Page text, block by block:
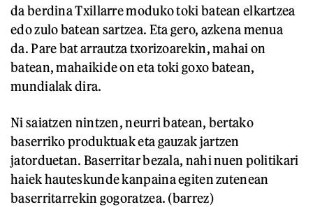
da berdina Txillarre moduko toki batean elkartzea
edo zulo batean sartzea. Eta gero, azkena menua
da. Pare bat arrautza txorizoarekin, mahai on
batean, mahaikide on eta toki goxo batean,
mundialak dira.
Ni saiatzen nintzen, neurri batean, bertako
baserriko produktuak eta gauzak jartzen
jatorduetan. Baserritar bezala, nahi nuen politikari
haiek hauteskunde kanpaina egiten zutenean
baserritarrekin gogoratzea. (barrez)